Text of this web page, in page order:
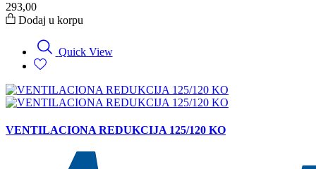
293,00
Dodaj u korpu
Quick View
VENTILACIONA REDUKCIJA 125/120 KO